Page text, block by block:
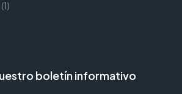
(1)
boletín informativo